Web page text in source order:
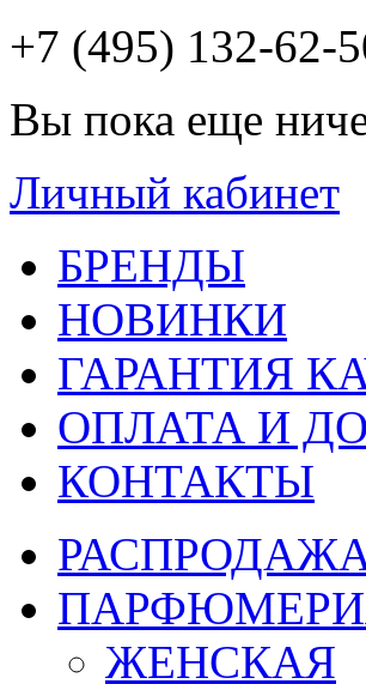
+7 (495) 132-62-
Вы пока еще
Личный кабинет
БРЕНДЫ
НОВИНКИ
ГАРАНТИЯ
ОПЛАТА И
КОНТАКТЫ
ЖЕНСКАЯ